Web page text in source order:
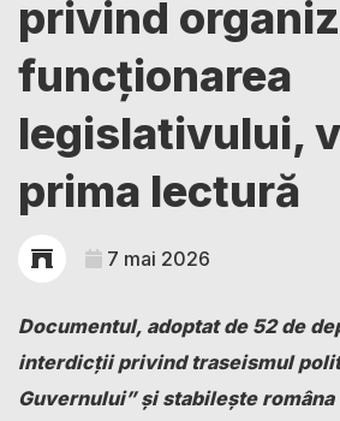
privind
funcționarea
legislativului,
prima lectură
7 mai 2026
Documentul, adoptat de 52 de
interdicții privind traseismul
Guvernului” și stabilește